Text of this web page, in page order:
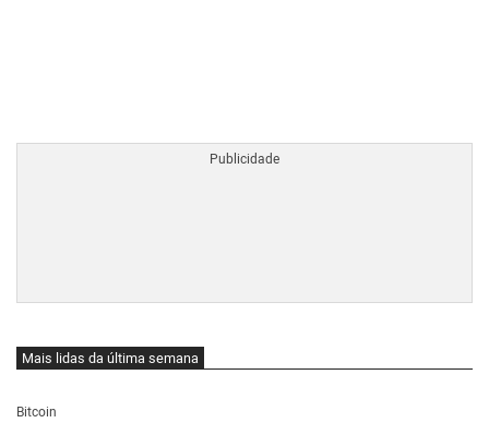
Mais lidas da última semana
Bitcoin